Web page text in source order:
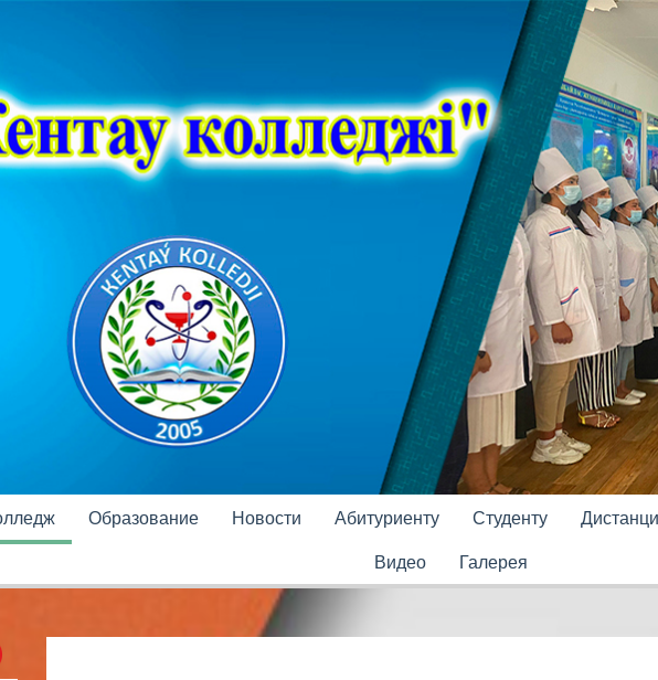
Образование Новости Абитуриенту Студенту
Видео Галерея